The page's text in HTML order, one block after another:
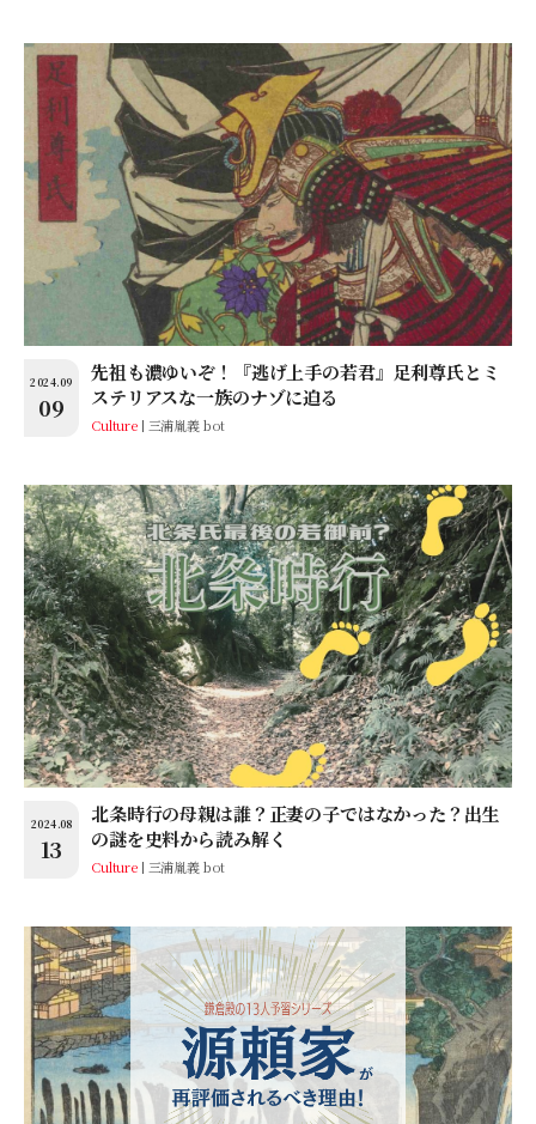
2024.09
09
先祖も濃ゆいぞ！『逃げ上手の若君』足利尊氏とミ
ステリアスな一族のナゾに迫る
Culture 三浦胤義 bot
2024.08
13
北条時行の母親は誰？正妻の子ではなかった？出生
の謎を史料から読み解く
Culture 三浦胤義 bot